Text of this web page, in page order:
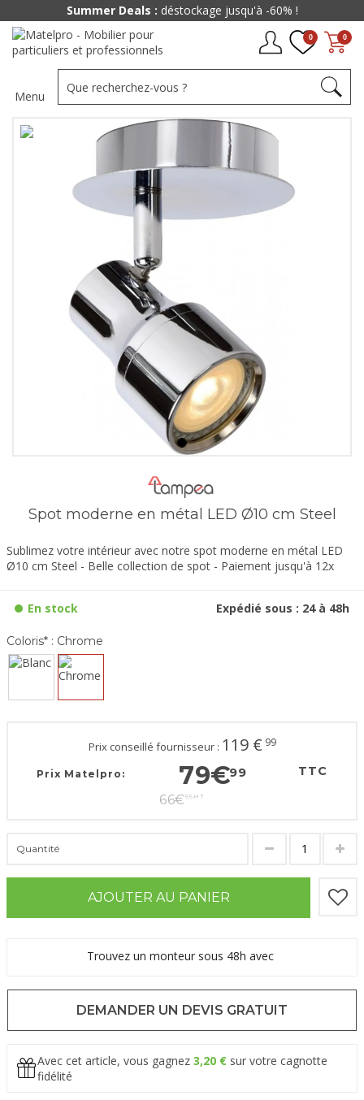
0
0
Menu
Spot moderne en métal LED Ø10 cm Steel
Sublimez votre intérieur avec notre spot moderne en métal LED
Ø10 cm Steel - Belle collection de spot - Paiement jusqu'à 12x
En stock Expédié sous : 24 à 48h
Coloris* : Chrome
Prix conseillé fournisseur : 119 € 99
Prix Matelpro: 79€99 TTC
66€66 HT
Quantité
AJOUTER AU PANIER
Trouvez un monteur sous 48h avec
DEMANDER UN DEVIS GRATUIT
Avec cet article, vous gagnez 3,20 € sur votre cagnotte
fidélité
Summer Deals : déstockage jusqu'à -60% !